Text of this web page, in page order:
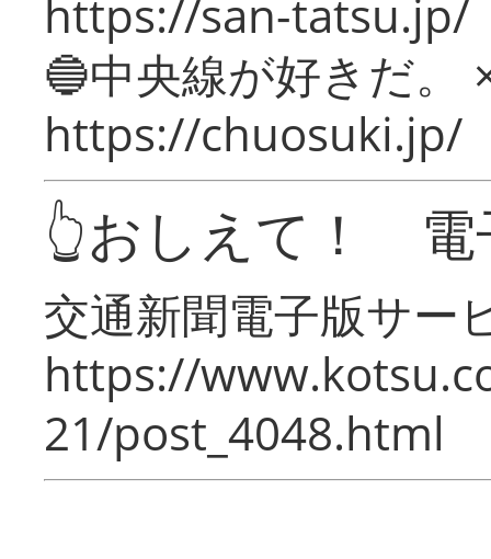
https://san-tatsu.jp/
🔵中央線が好きだ。
https://chuosuki.jp/
👆おしえて！ 電
交通新聞電子版サー
https://
21/post_4048.html